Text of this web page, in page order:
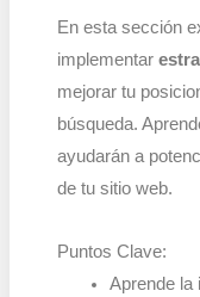
En esta sección
implementar
mejorar tu
búsqueda.
ayudarán a
de tu sitio web.
Puntos Clave:
Aprende la